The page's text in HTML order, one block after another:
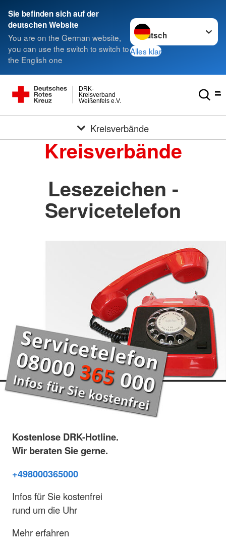
Sie befinden sich auf der
deutschen Website
You are on the German website,
you can use the switch to switch to
the English one
Sprache wechseln zu
Alles klar
Weißenfels e.V.
Kreisverband
DRK-
Kreisverbände
Kreisverbände
Lesezeichen -
Servicetelefon
Kostenlose DRK-Hotline.
Wir beraten Sie gerne.
+498000365000
Infos für Sie kostenfrei
rund um die Uhr
Mehr erfahren